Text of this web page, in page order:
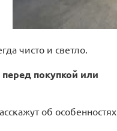
чисто и светло.
перед покупкой или
об особенностях